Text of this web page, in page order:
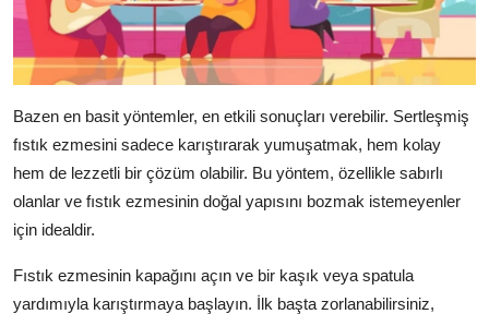
Bazen en basit yöntemler, en etkili sonuçları verebilir. Sertleşmiş
fıstık ezmesini sadece karıştırarak yumuşatmak, hem kolay
hem de lezzetli bir çözüm olabilir. Bu yöntem, özellikle sabırlı
olanlar ve fıstık ezmesinin doğal yapısını bozmak istemeyenler
için idealdir.
Fıstık ezmesinin kapağını açın ve bir kaşık veya spatula
yardımıyla karıştırmaya başlayın. İlk başta zorlanabilirsiniz,